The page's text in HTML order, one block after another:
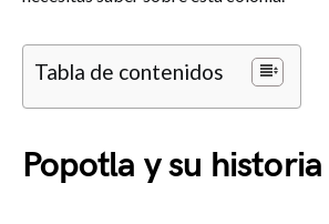
Tabla de contenidos
Popotla y su historia